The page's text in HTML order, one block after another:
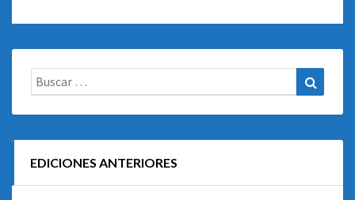
Buscar:
EDICIONES ANTERIORES